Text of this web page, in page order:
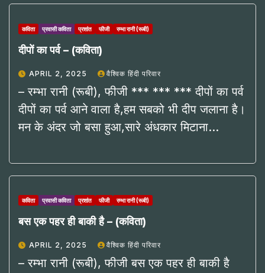
कविता प्रवासी कविता प्रशांत फीजी रम्भा रानी (रूबी)
दीपों का पर्व – (कविता)
APRIL 2, 2025 वैश्विक हिंदी परिवार
– रम्भा रानी (रूबी), फीजी *** *** *** दीपों का पर्व
दीपों का पर्व आने वाला है,हम सबको भी दीप जलाना है।
मन के अंदर जो बसा हुआ,सारे अंधकार मिटाना…
कविता प्रवासी कविता प्रशांत फीजी रम्भा रानी (रूबी)
बस एक पहर ही बाकी है – (कविता)
APRIL 2, 2025 वैश्विक हिंदी परिवार
– रम्भा रानी (रूबी), फीजी बस एक पहर ही बाकी है